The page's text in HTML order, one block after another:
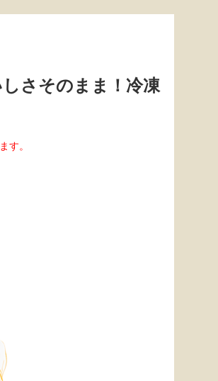
さそのまま！冷凍
す。